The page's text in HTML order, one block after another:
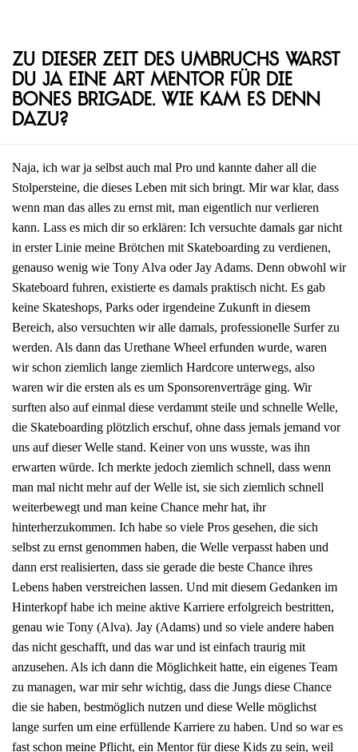
Zu dieser Zeit des Umbruchs warst
du ja eine Art Mentor für die
Bones Brigade. Wie kam es denn
dazu?
Naja, ich war ja selbst auch mal Pro und kannte daher all die
Stolpersteine, die dieses Leben mit sich bringt. Mir war klar, dass
wenn man das alles zu ernst mit, man eigentlich nur verlieren
kann. Lass es mich dir so erklären: Ich versuchte damals gar nicht
in erster Linie meine Brötchen mit Skateboarding zu verdienen,
genauso wenig wie Tony Alva oder Jay Adams. Denn obwohl wir
Skateboard fuhren, existierte es damals praktisch nicht. Es gab
keine Skateshops, Parks oder irgendeine Zukunft in diesem
Bereich, also versuchten wir alle damals, professionelle Surfer zu
werden. Als dann das Urethane Wheel erfunden wurde, waren
wir schon ziemlich lange ziemlich Hardcore unterwegs, also
waren wir die ersten als es um Sponsorenverträge ging. Wir
surften also auf einmal diese verdammt steile und schnelle Welle,
die Skateboarding plötzlich erschuf, ohne dass jemals jemand vor
uns auf dieser Welle stand. Keiner von uns wusste, was ihn
erwarten würde. Ich merkte jedoch ziemlich schnell, dass wenn
man mal nicht mehr auf der Welle ist, sie sich ziemlich schnell
weiterbewegt und man keine Chance mehr hat, ihr
hinterherzukommen. Ich habe so viele Pros gesehen, die sich
selbst zu ernst genommen haben, die Welle verpasst haben und
dann erst realisierten, dass sie gerade die beste Chance ihres
Lebens haben verstreichen lassen. Und mit diesem Gedanken im
Hinterkopf habe ich meine aktive Karriere erfolgreich bestritten,
genau wie Tony (Alva). Jay (Adams) und so viele andere haben
das nicht geschafft, und das war und ist einfach traurig mit
anzusehen. Als ich dann die Möglichkeit hatte, ein eigenes Team
zu managen, war mir sehr wichtig, dass die Jungs diese Chance
die sie haben, bestmöglich nutzen und diese Welle möglichst
lange surfen um eine erfüllende Karriere zu haben. Und so war es
fast schon meine Pflicht, ein Mentor für diese Kids zu sein, weil